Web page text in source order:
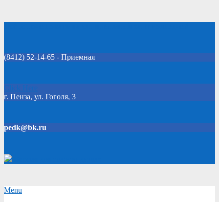
(8412) 52-14-65 - Приемная
Click Here
г. Пенза, ул. Гоголя, 3
pedk@bk.ru
Secondary
Menu